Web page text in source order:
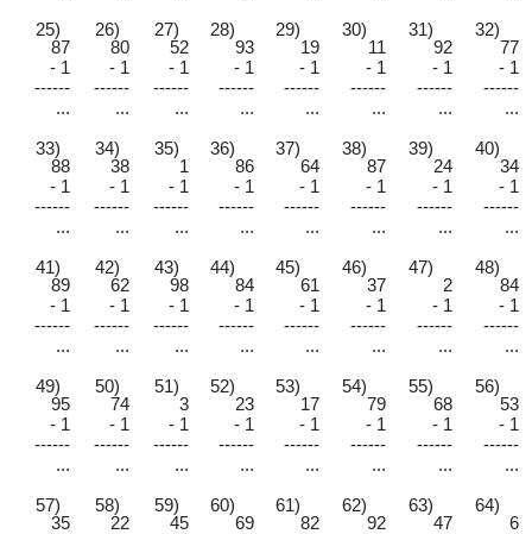
25)
87
26)
80
27)
52
28)
93
29)
19
30)
11
31)
92
32)
77
- 1
- 1 - 1 - 1 - 1 - 1 - 1
- 1
------
------ ------ ------ ------ ------ ------
------
...
... ... ... ... ... ...
...
33)
88
34)
38
35)
1
36)
86
37)
64
38)
87
39)
24
40)
34
- 1
- 1 - 1 - 1 - 1 - 1 - 1
- 1
------
------ ------ ------ ------ ------ ------
------
...
... ... ... ... ... ...
...
41)
89
42)
62
43)
98
44)
84
45)
61
46)
37
47)
2
48)
84
- 1
- 1 - 1 - 1 - 1 - 1 - 1
- 1
------
------ ------ ------ ------ ------ ------
------
...
... ... ... ... ... ...
...
49)
95
50)
74
51)
3
52)
23
53)
17
54)
79
55)
68
56)
53
- 1
- 1 - 1 - 1 - 1 - 1 - 1
- 1
------
------ ------ ------ ------ ------ ------
------
...
... ... ... ... ... ...
...
57)
35
58)
22
59)
45
60)
69
61)
82
62)
92
63)
47
64)
6